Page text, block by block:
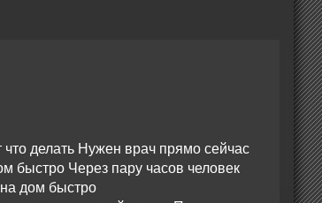
делать Нужен врач прямо сейчас
быстро Через пару часов человек
дом быстро